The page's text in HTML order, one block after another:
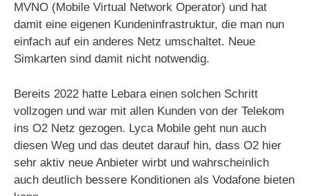
MVNO (Mobile Virtual Network Operator) und hat
damit eine eigenen Kundeninfrastruktur, die man nun
einfach auf ein anderes Netz umschaltet. Neue
Simkarten sind damit nicht notwendig.
Bereits 2022 hatte Lebara einen solchen Schritt
vollzogen und war mit allen Kunden von der Telekom
ins O2 Netz gezogen. Lyca Mobile geht nun auch
diesen Weg und das deutet darauf hin, dass O2 hier
sehr aktiv neue Anbieter wirbt und wahrscheinlich
auch deutlich bessere Konditionen als Vodafone bieten